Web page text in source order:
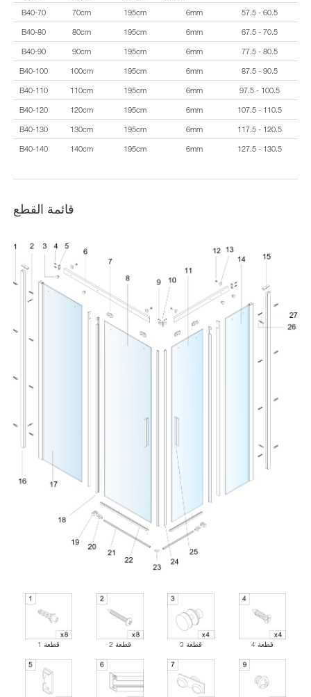
B40-70
70cm 195cm 6mm 57.5 - 60.5
B40-80 80cm 195cm 6mm 67.5 - 70.5
B40-90 90cm 195cm 6mm 77.5 - 80.5
B40-100 100cm 195cm 6mm 87.5 - 90.5
B40-110 110cm 195cm 6mm 97.5 - 100.5
B40-120 120cm 195cm 6mm 107.5 - 110.5
B40-130 130cm 195cm 6mm 117.5 - 120.5
B40-140 140cm 195cm 6mm 127.5 - 130.5
قائمة القطع
قطعة 1 قطعة 2 قطعة 3 قطعة 4